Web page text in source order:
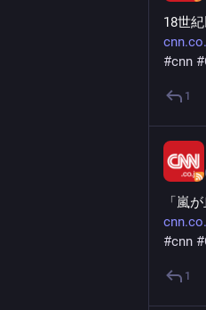
18世
#cnn #
1
「嵐
#cnn #
1